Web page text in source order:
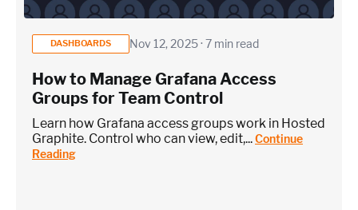
DASHBOARDS Nov 12, 2025 · 7 min read
How to Manage Grafana Access
Groups for Team Control
Learn how Grafana access groups work in Hosted
Graphite. Control who can view, edit,...Continue
Reading